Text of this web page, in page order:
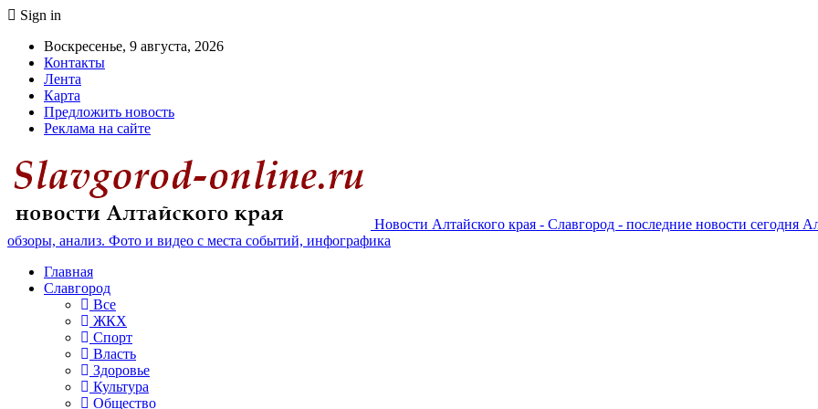
Sign in
Воскресенье, 9 августа, 2026
Контакты
Лента
Карта
Предложить новость
Реклама на сайте
Новости Алтайского края - Славгород - последние новости сегодня
обзоры, анализ. Фото и видео с места событий, инфографика
Главная
Славгород
Все
ЖКХ
Спорт
Власть
Здоровье
Культура
Общество